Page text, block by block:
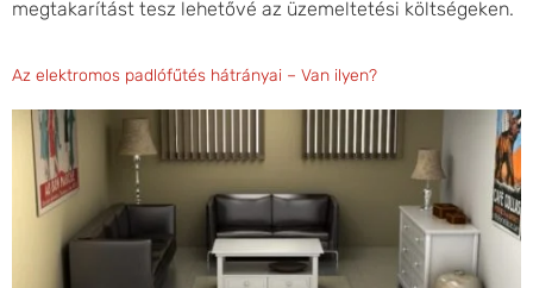
megtakarítást tesz lehetővé az üzemeltetési költségeken.
Az elektromos padlófűtés hátrányai – Van ilyen?